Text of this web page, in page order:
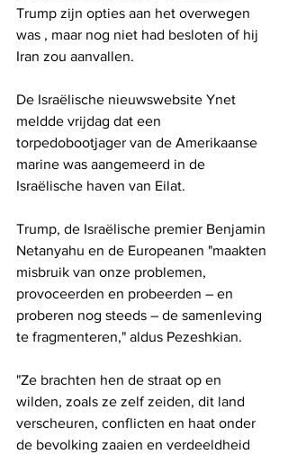
Trump zijn opties aan het overwegen
was , maar nog niet had besloten of hij
Iran zou aanvallen.
De Israëlische nieuwswebsite Ynet
meldde vrijdag dat een
torpedobootjager van de Amerikaanse
marine was aangemeerd in de
Israëlische haven van Eilat.
Trump, de Israëlische premier Benjamin
Netanyahu en de Europeanen "maakten
misbruik van onze problemen,
provoceerden en probeerden – en
proberen nog steeds – de samenleving
te fragmenteren," aldus Pezeshkian.
"Ze brachten hen de straat op en
wilden, zoals ze zelf zeiden, dit land
verscheuren, conflicten en haat onder
de bevolking zaaien en verdeeldheid